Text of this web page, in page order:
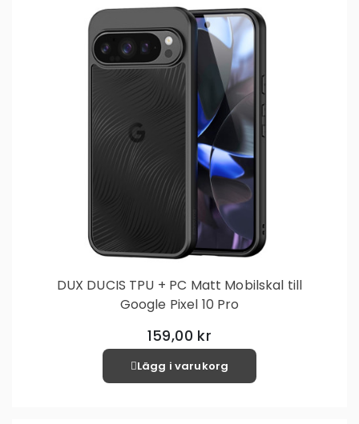
DUX DUCIS TPU + PC Matt Mobilskal till
Google Pixel 10 Pro
159,00 kr
Lägg i varukorg